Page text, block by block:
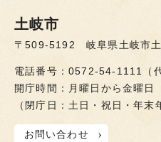
土岐市
〒509-5192 岐阜県土岐市
電話番号：0572-54-1111（代
開庁時間：月曜日から金曜
（閉庁日：土日・祝日・年末
お問い合わせ